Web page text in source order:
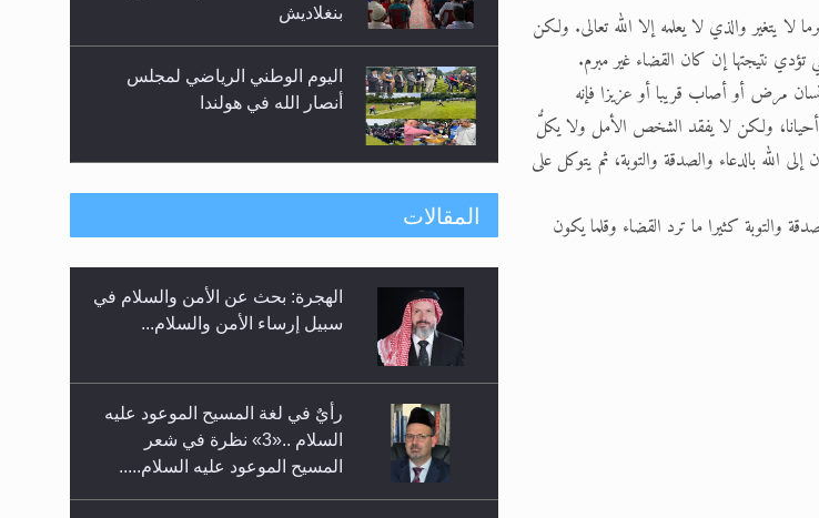
عليه وسلم >> المزيد
لا يتغير والذي لا يعلمه إلا الله تعالى. ولكن
تؤدي نتيجتها إن كان القضاء غير مبرم.
مرض أو أصاب قريبا أو عزيزا فإنه
أحيانا، ولكن لا يفقد الشخص الأمل ولا يكلُّ
الله بالدعاء والصدقة والتوبة، ثم يتوكل على
والتوبة كثيرا ما ترد القضاء وقلما يكون
بنغلاديش
اليوم الوطني الرياضي لمجلس
أنصار الله في هولندا
إتمام حفظ القرآن الكريم لثلاثة
حفل توزيع الشهادات في الجامعة
الأحمدية بنيجيريا لعام 2025
المقالات
الهجرة: بحث عن الأمن والسلام في
سبيل إرساء الأمن والسلام...
رأيٌ في لغة المسيح الموعود عليه
السلام ..«3» نظرة في شعر
المسيح الموعود عليه السلام.....